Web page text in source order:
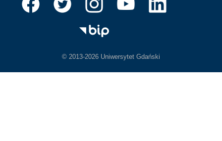
© 2013-2026 Uniwersytet Gdański